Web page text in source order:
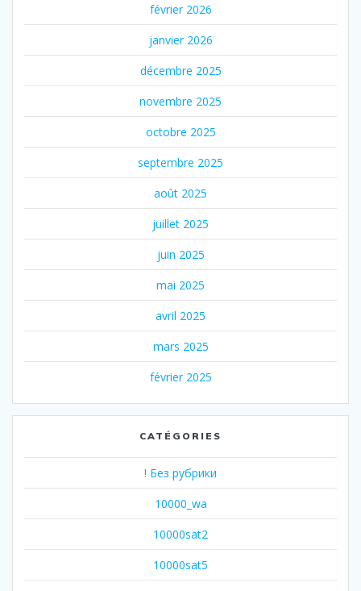
février 2026
janvier 2026
décembre 2025
novembre 2025
octobre 2025
septembre 2025
août 2025
juillet 2025
juin 2025
mai 2025
avril 2025
mars 2025
février 2025
CATÉGORIES
! Без рубрики
10000_wa
10000sat2
10000sat5